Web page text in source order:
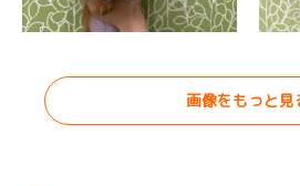
画像をもっと見